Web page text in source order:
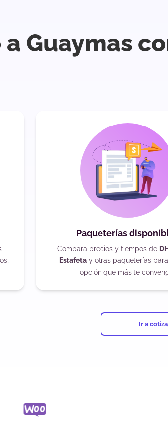
Guaymas
Paqueterías
Compara precios y tiempos de
Estafetay otras paqueterías
opción que más te
Ir a